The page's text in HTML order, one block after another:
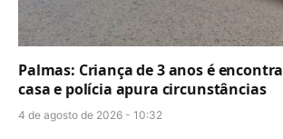
Palmas: Criança de 3 anos é
casa e polícia apura circunstâncias
4 de agosto de 2026 - 10:32